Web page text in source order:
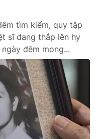
tìm kiếm, quy tập
sĩ đang thắp lên hy
đêm mong...